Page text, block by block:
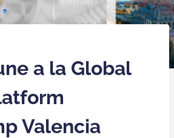
a la Global
Valencia